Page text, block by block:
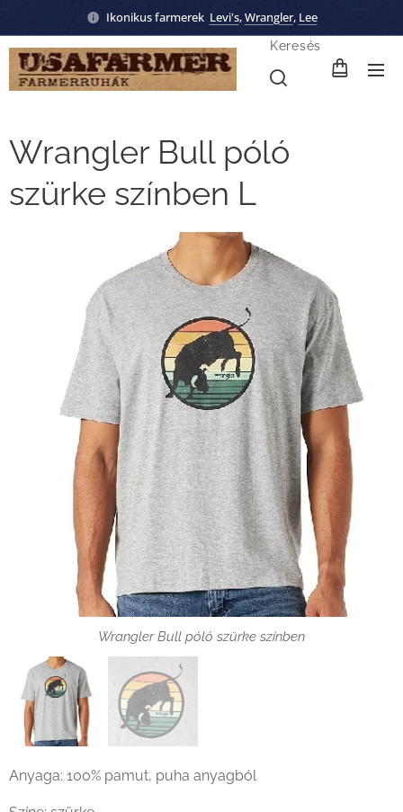
Ikonikus farmerek Levi's,Wrangler, Lee
Keresés
Wrangler Bull póló
szürke színben L
Wrangler Bull póló szürke színben
Anyaga: 100% pamut, puha anyagból